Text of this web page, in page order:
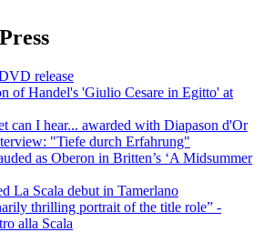
release
of Handel's 'Giulio Cesare in Egitto' at
can I hear... awarded with Diapason d'Or
"Tiefe durch Erfahrung"
as Oberon in Britten’s ‘A Midsummer
La Scala debut in Tamerlano
thrilling portrait of the title role” -
alla Scala